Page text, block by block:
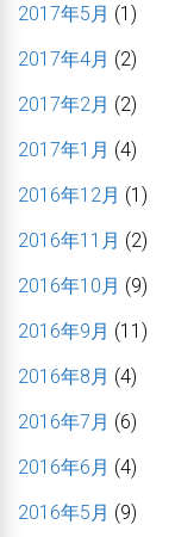
2017年5月 (1)
2017年4月 (2)
2017年2月 (2)
2017年1月 (4)
2016年12月 (1)
2016年11月 (2)
2016年10月 (9)
2016年9月 (11)
2016年8月 (4)
2016年7月 (6)
2016年6月 (4)
2016年5月 (9)